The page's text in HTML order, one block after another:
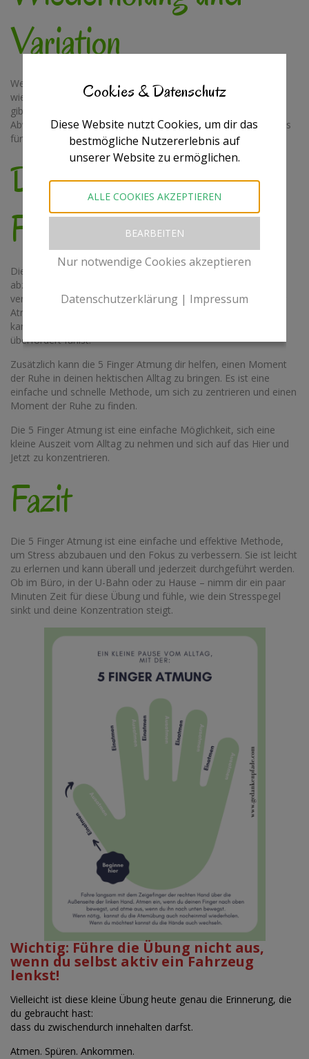
Variation
Wenn du möchtest, kannst du die Übung mehrmals
wiederholen, bis du dich entspannter und geerdeter fühlst. Es
gibt auch die Möglichkeit, die Hände zu wechseln, um für
Abwechslung zu sorgen. Probiere es aus und finde heraus, was
für dich am besten funktioniert.
Die Vorteile der 5
Finger Atmung
Die 5 Finger Atmung hat viele Vorteile. Sie hilft dabei, Stress
abzubauen, Angstzustände zu lindern und den Fokus zu
verbessern. Durch das konzentrierte Atmen wirst du dir deiner
Atmung bewusster und kannst sie besser kontrollieren. Dies
kann besonders hilfreich sein, wenn du dich gestresst oder
überfordert fühlst.
Zusätzlich kann die 5 Finger Atmung dir helfen, einen Moment
der Ruhe in deinen hektischen Alltag zu bringen. Es ist eine
einfache und schnelle Methode, um sich zu zentrieren und einen
Moment der Ruhe zu finden.
Die 5 Finger Atmung ist eine einfache Möglichkeit, sich eine
kleine Auszeit vom Alltag zu nehmen und sich auf das Hier und
Jetzt zu konzentrieren.
Fazit
Die 5 Finger Atmung ist eine einfache und effektive Methode,
um Stress abzubauen und den Fokus zu verbessern. Sie ist leicht
zu erlernen und kann überall und jederzeit durchgeführt werden.
Ob im Büro, in der U-Bahn oder zu Hause – nimm dir ein paar
Minuten Zeit für diese Übung und fühle, wie dein Stresspegel
sinkt und deine Konzentration steigt.
Wichtig: Führe die Übung nicht aus,
wenn du selbst aktiv ein Fahrzeug
lenkst!
Vielleicht ist diese kleine Übung heute genau die Erinnerung, die
du gebraucht hast:
dass du zwischendurch innehalten darfst.
Atmen. Spüren. Ankommen.
Cookies & Datenschutz
Diese Website nutzt Cookies, um dir das
bestmögliche Nutzererlebnis auf
unserer Website zu ermöglichen.
ALLE COOKIES AKZEPTIEREN
BEARBEITEN
Nur notwendige Cookies akzeptieren
Datenschutzerklärung | Impressum